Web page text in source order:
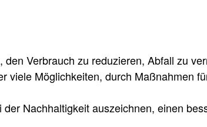
Verbrauch zu reduzieren, Abfall zu
viele Möglichkeiten, durch Maßnahmen
Nachhaltigkeit auszeichnen, einen